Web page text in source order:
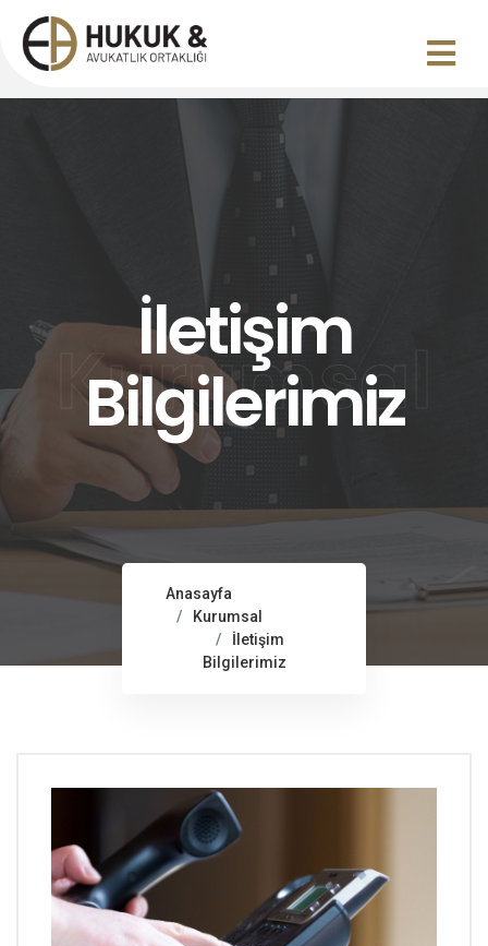
Kurumsal
İletişim
Bilgilerimiz
Anasayfa
Kurumsal
İletişim
Bilgilerimiz